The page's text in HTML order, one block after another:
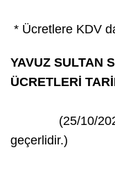
* Ücretlere KDV
YAVUZ SULTAN
ÜCRETLERİ
(25/10/2023
geçerlidir.)